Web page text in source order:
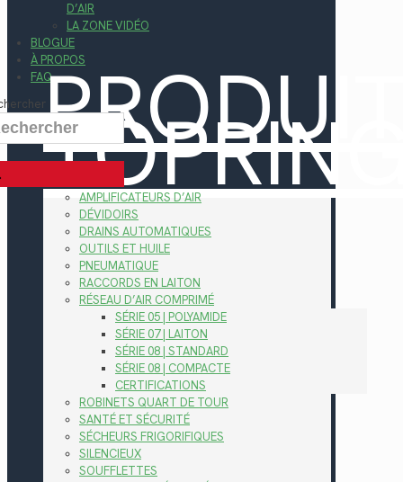
D’AIR
LA ZONE VIDÉO
BLOGUE
À PROPOS
FAQ
AMPLIFICATEURS D’AIR
DÉVIDOIRS
DRAINS AUTOMATIQUES
OUTILS ET HUILE
PNEUMATIQUE
RACCORDS EN LAITON
RÉSEAU D’AIR COMPRIMÉ
SÉRIE 05 | POLYAMIDE
SÉRIE 07 | LAITON
SÉRIE 08 | STANDARD
SÉRIE 08 | COMPACTE
CERTIFICATIONS
ROBINETS QUART DE TOUR
SANTÉ ET SÉCURITÉ
SÉCHEURS FRIGORIFIQUES
SILENCIEUX
SOUFFLETTES